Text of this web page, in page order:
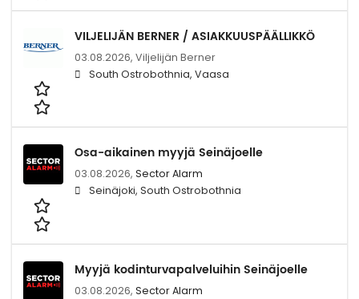
VILJELIJÄN BERNER / ASIAKKUUSPÄÄLLIKKÖ
03.08.2026, Viljelijän Berner
South Ostrobothnia, Vaasa
Osa-aikainen myyjä Seinäjoelle
03.08.2026, Sector Alarm
Seinäjoki, South Ostrobothnia
Myyjä kodinturvapalveluihin Seinäjoelle
03.08.2026, Sector Alarm